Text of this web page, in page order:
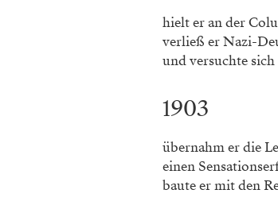
hielt er an der
verließ er Nazi-
und versuchte
1903
übernahm er die
einen
baute er mit den